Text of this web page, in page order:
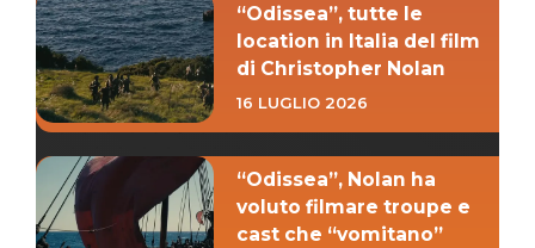
“Odissea”, tutte le
location in Italia del film
di Christopher Nolan
16 LUGLIO 2026
“Odissea”, Nolan ha
voluto filmare troupe e
cast che “vomitano”